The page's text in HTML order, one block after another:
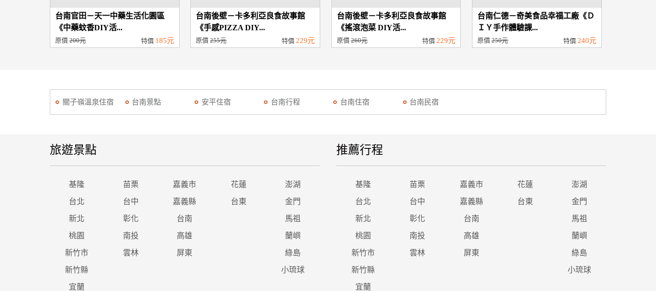
台南官田－天一中藥生活化園區
《中藥蚊香DIY活...
原價 200元 特價 185元
台南後壁－卡多利亞良食故事館
《手感PIZZA DIY...
原價255元 特價229元
台南後壁－卡多利亞良食故事館
《搖滾泡菜 DIY活...
原價260元 特價229元
台南仁德－奇美食品幸福工廠《Ｄ
ＩＹ手作體驗課...
原價250元 特價 240元
關子嶺溫泉住宿 台南景點 安平住宿 台南行程 台南住宿 台南民宿
旅遊景點
基隆 苗栗 嘉義市 花蓮 澎湖
台北 台中 嘉義縣 台東 金門
新北 彰化 台南 馬祖
桃園 南投 高雄 蘭嶼
新竹市 雲林 屏東 綠島
新竹縣 小琉球
宜蘭
推薦行程
基隆 苗栗 嘉義市 花蓮 澎湖
台北 台中 嘉義縣 台東 金門
新北 彰化 台南 馬祖
桃園 南投 高雄 蘭嶼
新竹市 雲林 屏東 綠島
新竹縣 小琉球
宜蘭